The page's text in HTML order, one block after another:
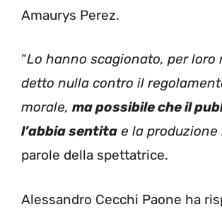
Amaurys Perez.
“Lo hanno scagionato, per loro
detto nulla contro il
morale, ma possibile che il
l’abbia sentita e la produzione
parole della spettatrice.
Alessandro Cecchi Paone ha